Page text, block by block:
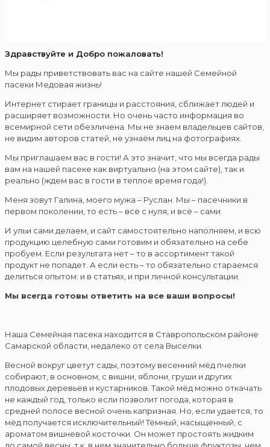
Здравствуйте и Добро пожаловать!
Мы рады приветствовать вас на сайте нашей Семейной
пасеки Медовая жизнь!
Интернет стирает границы и расстояния, сближает людей и
расширяет возможности. Но очень часто информация во
всемирной сети обезличена. Мы не знаем владельцев сайтов,
не видим авторов статей, не узнаём лиц на фотографиях.
Мы приглашаем вас в гости! А это значит, что мы всегда рады
вам на нашей пасеке как виртуально (на этом сайте), так и
реально (ждем вас в гости в теплое время года!).
Меня зовут Галина, моего мужа – Руслан. Мы – пасечники в
первом поколении, то есть – всё с нуля, и всё – сами.
И ульи сами делаем, и сайт самостоятельно наполняем, и всю
продукцию целебную сами готовим и обязательно на себе
пробуем. Если результата нет – то в ассортимент такой
продукт не попадет. А если есть – то обязательно стараемся
делиться опытом: и в статьях, и при личной консультации.
Мы всегда готовы ответить на все ваши вопросы!
Наша Семейная пасека находится в Ставропольском районе
Самарской области, недалеко от села Выселки.
Весной вокруг цветут сады, поэтому весенний мёд пчелки
собирают, в основном, с вишни, яблони, груши и других
плодовых деревьев и кустарников. Такой мёд можно откачать
не каждый год, только если позволит погода, которая в
средней полосе весной очень капризная. Но, если удается, то
мёд получается исключительный! Тёмный, насыщенный, с
ароматом вишневой косточки. Он может простоять жидким